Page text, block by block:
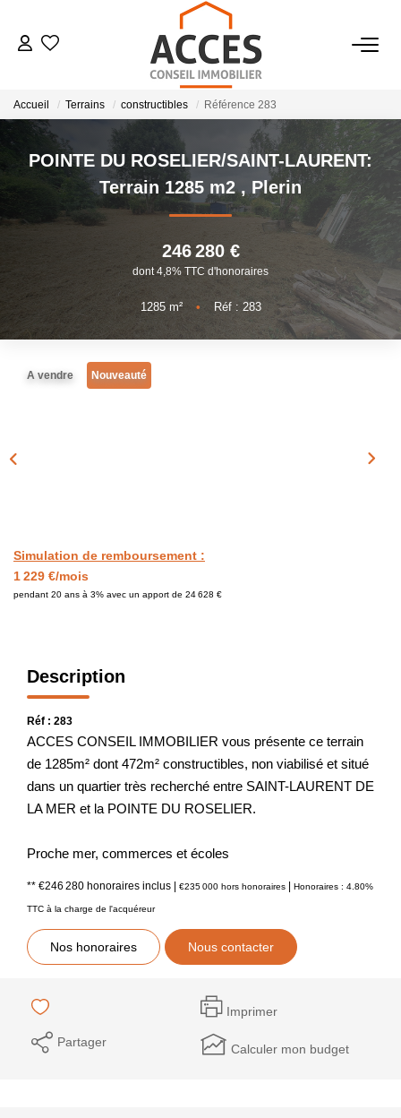
VENTES
LOCATIONS
ESTIMATION
BIENS VENDUS
NOTRE AGENCE
Accueil Terrains constructibles Référence 283
POINTE DU ROSELIER/SAINT-LAURENT:
Terrain 1285 m2 , Plerin
246 280 €
dont 4,8% TTC d'honoraires
1285m² • Réf : 283
A vendre Nouveauté
Simulation de remboursement :
1 229 €/mois
pendant 20 ans à 3% avec un apport de 24 628 €
Description
Réf : 283
ACCES CONSEIL IMMOBILIER vous présente ce terrain
de 1285m² dont 472m² constructibles, non viabilisé et situé
dans un quartier très recherché entre SAINT-LAURENT DE
LA MER et la POINTE DU ROSELIER.
Proche mer, commerces et écoles
** €246 280 honoraires inclus | €235 000 hors honoraires | Honoraires : 4.80%
TTC à la charge de l'acquéreur
Nos honoraires Nous contacter
Imprimer
Partager Calculer mon budget